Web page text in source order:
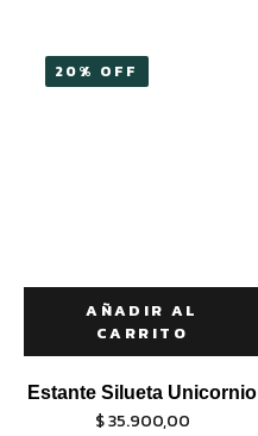
20% OFF
AÑADIR AL
CARRITO
Estante Silueta Unicornio
$35.900,00